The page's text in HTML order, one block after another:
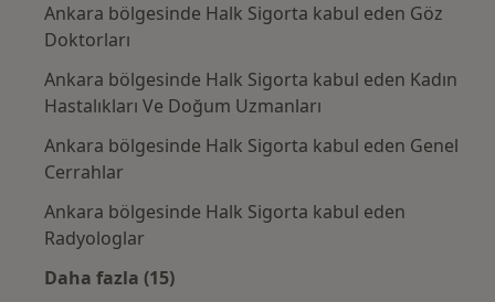
Ankara bölgesinde Halk Sigorta kabul eden Göz
Doktorları
Ankara bölgesinde Halk Sigorta kabul eden Kadın
Hastalıkları Ve Doğum Uzmanları
Ankara bölgesinde Halk Sigorta kabul eden Genel
Cerrahlar
Ankara bölgesinde Halk Sigorta kabul eden
Radyologlar
Daha fazla (15)